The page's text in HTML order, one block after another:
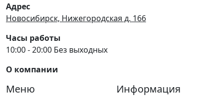
Адрес
Новосибирск, Нижегородская д. 166
Часы работы
10:00 - 20:00 Без выходных
О компании
Меню Информация